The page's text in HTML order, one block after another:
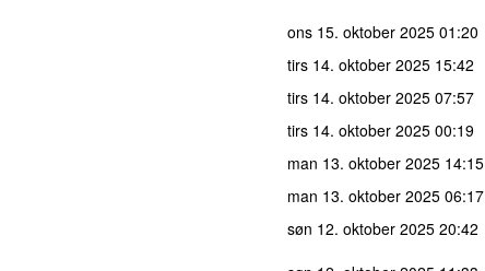
ons 15. oktober 2025 01:20
tirs 14. oktober 2025 15:42
tirs 14. oktober 2025 07:57
tirs 14. oktober 2025 00:19
man 13. oktober 2025 14:15
man 13. oktober 2025 06:17
søn 12. oktober 2025 20:42